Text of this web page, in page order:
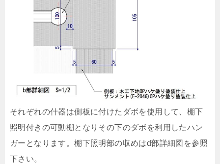
それぞれの什器は側板に付けたダボを使用して、棚下
照明付きの可動棚となりその下のダボを利用したハン
ガーとなります。棚下照明部の収めはd部詳細図を参照
下さい。